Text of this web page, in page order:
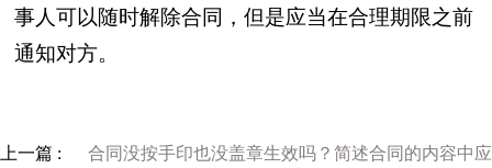
事人可以随时解除合同，但是应当在合理期限之前
通知对方。
上一篇 :
合同没按手印也没盖章生效吗？简述合同的内容中应